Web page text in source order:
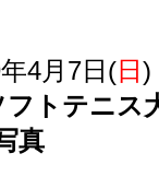
4月7日(日 )
フトテニス
真